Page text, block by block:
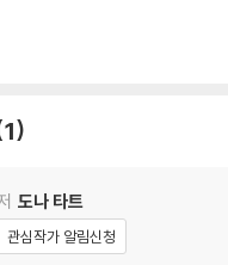
1
도나 타트
관심작가 알림신청